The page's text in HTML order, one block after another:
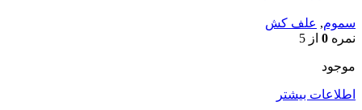
سموم, علف کش
نمره 0 از 5
موجود
اطلاعات بیشتر